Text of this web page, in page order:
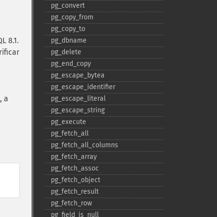
8.1.
a
pg_​convert
pg_​copy_​from
pg_​copy_​to
pg_​dbname
pg_​delete
pg_​end_​copy
pg_​escape_​bytea
pg_​escape_​identifier
pg_​escape_​literal
pg_​escape_​string
pg_​execute
pg_​fetch_​all
pg_​fetch_​all_​columns
pg_​fetch_​array
pg_​fetch_​assoc
pg_​fetch_​object
pg_​fetch_​result
pg_​fetch_​row
pg_​field_​is_​null